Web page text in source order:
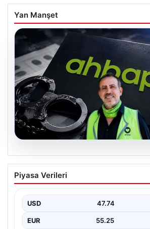
Yan Manşet
Ahbap Derneği yönetimine
atandı. Fesih süreci başladı
Piyasa Verileri
USD 47.74
EUR 55.25